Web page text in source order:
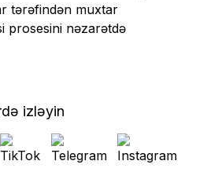
tərəfindən muxtar
prosesini nəzarətdə
izləyin